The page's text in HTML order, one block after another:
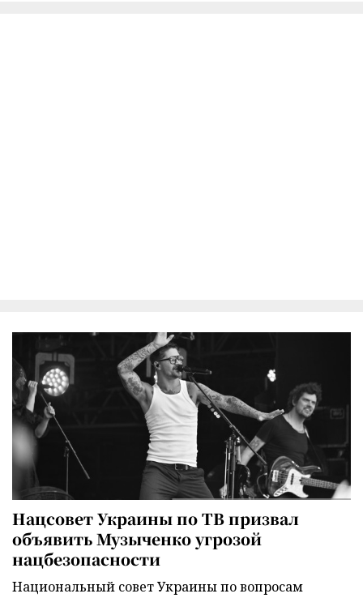
Нацсовет Украины по ТВ призвал
объявить Музыченко угрозой
нацбезопасности
Национальный совет Украины по вопросам